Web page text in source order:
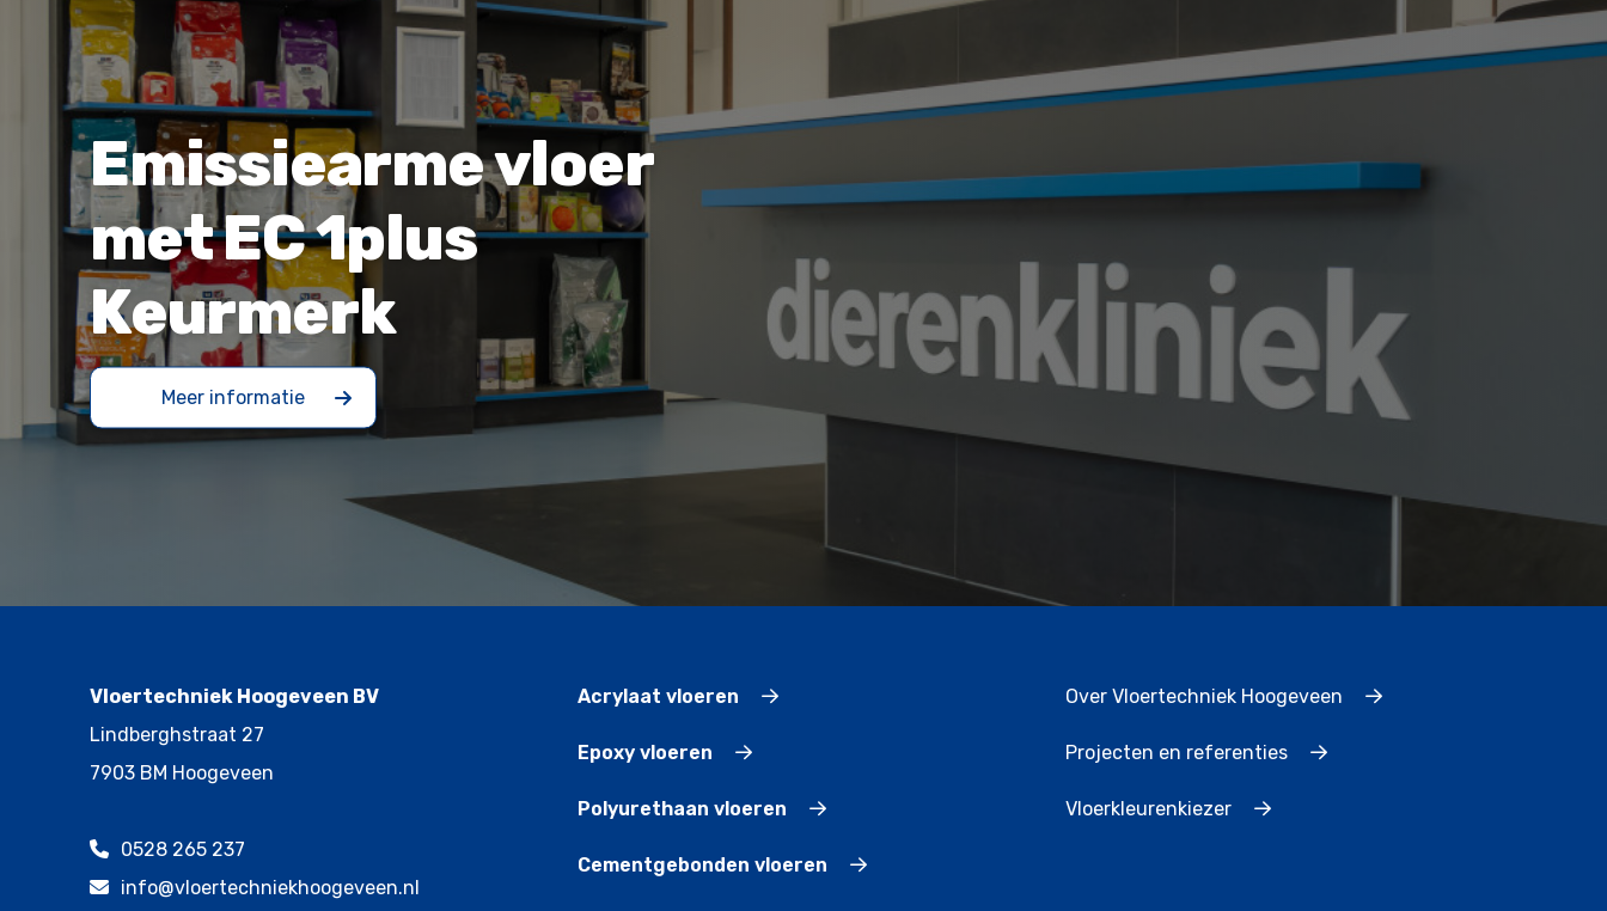
Emissiearme vloer
met EC 1plus
Keurmerk
Meer informatie
Vloertechniek Hoogeveen BV
Lindberghstraat 27
7903 BM Hoogeveen
0528 265 237
info@vloertechniekhoogeveen.nl
Acrylaat vloeren
Epoxy vloeren
Polyurethaan vloeren
Cementgebonden vloeren
Over Vloertechniek Hoogeveen
Projecten en referenties
Vloerkleurenkiezer